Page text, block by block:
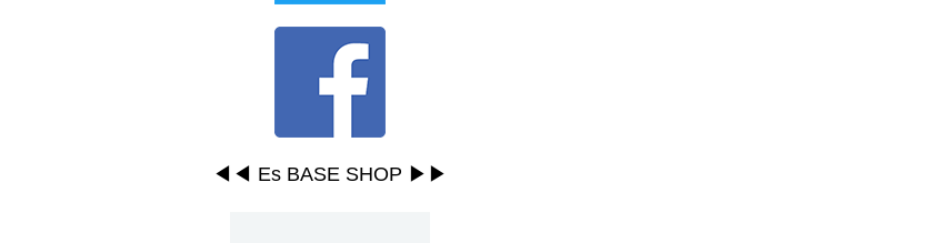
◀︎◀︎ Es BASE SHOP ▶︎▶︎